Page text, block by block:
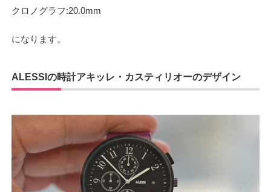
クロノグラフ:20.0mm
になります。
ALESSIの時計アキッレ・カスティリオーのデザイン